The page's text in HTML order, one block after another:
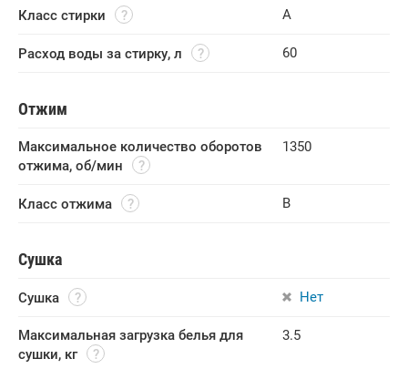
Класс стирки A
Расход воды за стирку, л 60
Отжим
Максимальное количество оборотов
отжима, об/мин
1350
Класс отжима B
Сушка
Сушка Нет
Максимальная загрузка белья для
сушки, кг
3.5